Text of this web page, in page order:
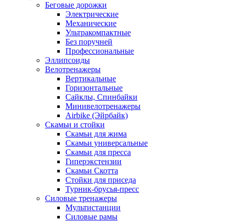
Беговые дорожки
Электрические
Механические
Ультракомпактные
Без поручней
Профессиональные
Эллипсоиды
Велотренажеры
Вертикальные
Горизонтальные
Сайклы, Спинбайки
Минивелотренажеры
Airbike (Эйрбайк)
Скамьи и стойки
Скамьи для жима
Скамьи универсальные
Скамьи для пресса
Гиперэкстензии
Скамьи Скотта
Стойки для приседа
Турник-брусья-пресс
Силовые тренажеры
Мультистанции
Силовые рамы